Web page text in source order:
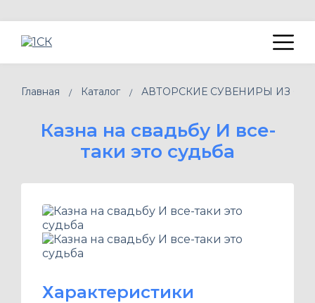
Главная Каталог АВТОРСКИЕ СУВЕНИРЫ ИЗ
Казна на свадьбу И все-
таки это судьба
Характеристики